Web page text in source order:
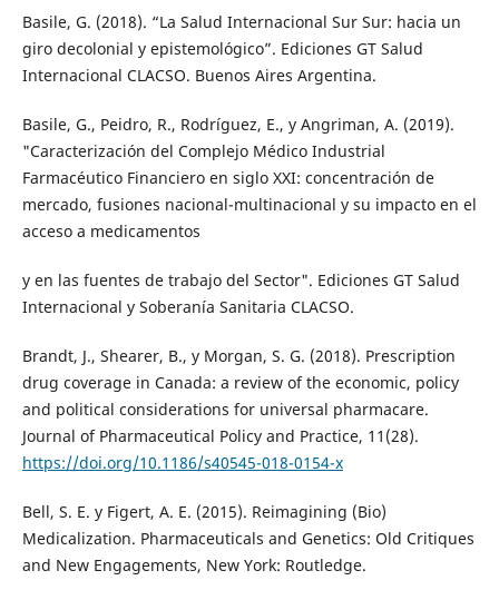
Basile, G. (2018). “La Salud Internacional Sur Sur: hacia un
giro decolonial y epistemológico”. Ediciones GT Salud
Internacional CLACSO. Buenos Aires Argentina.
Basile, G., Peidro, R., Rodríguez, E., y Angriman, A. (2019).
"Caracterización del Complejo Médico Industrial
Farmacéutico Financiero en siglo XXI: concentración de
mercado, fusiones nacional-multinacional y su impacto en el
acceso a medicamentos
y en las fuentes de trabajo del Sector". Ediciones GT Salud
Internacional y Soberanía Sanitaria CLACSO.
Brandt, J., Shearer, B., y Morgan, S. G. (2018). Prescription
drug coverage in Canada: a review of the economic, policy
and political considerations for universal pharmacare.
Journal of Pharmaceutical Policy and Practice, 11(28).
https://doi.org/10.1186/s40545-018-0154-x
Bell, S. E. y Figert, A. E. (2015). Reimagining (Bio)
Medicalization. Pharmaceuticals and Genetics: Old Critiques
and New Engagements, New York: Routledge.